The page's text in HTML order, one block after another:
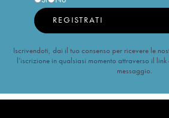
REGISTRATI
Iscrivendoti, dai il tuo consenso per ricevere le
l’iscrizione in qualsiasi momento attraverso il
messaggio.